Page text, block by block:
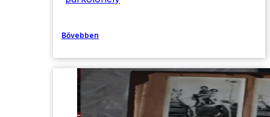
Bővebben